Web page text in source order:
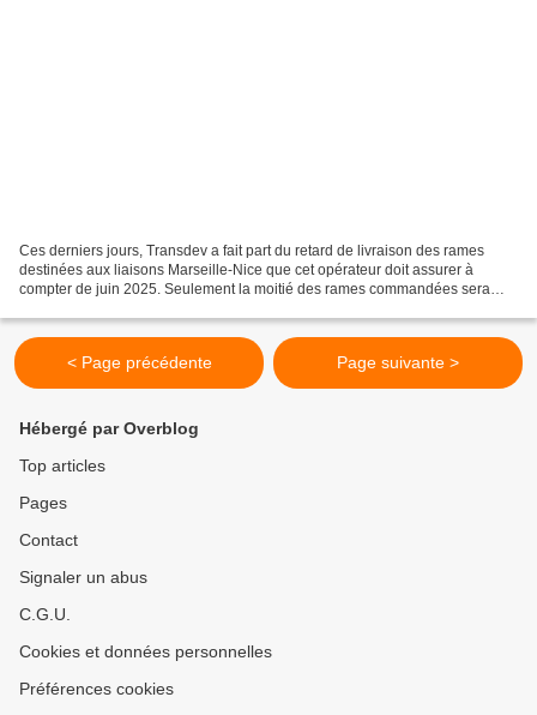
Ces derniers jours, Transdev a fait part du retard de livraison des rames
destinées aux liaisons Marseille-Nice que cet opérateur doit assurer à
compter de juin 2025. Seulement la moitié des rames commandées sera
< Page précédente Page suivante >
Hébergé par Overblog
Top articles
Pages
Contact
Signaler un abus
C.G.U.
Cookies et données personnelles
Préférences cookies